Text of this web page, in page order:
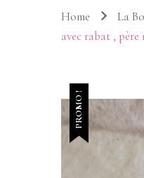
Home
La
avec rabat ,
PROMO !